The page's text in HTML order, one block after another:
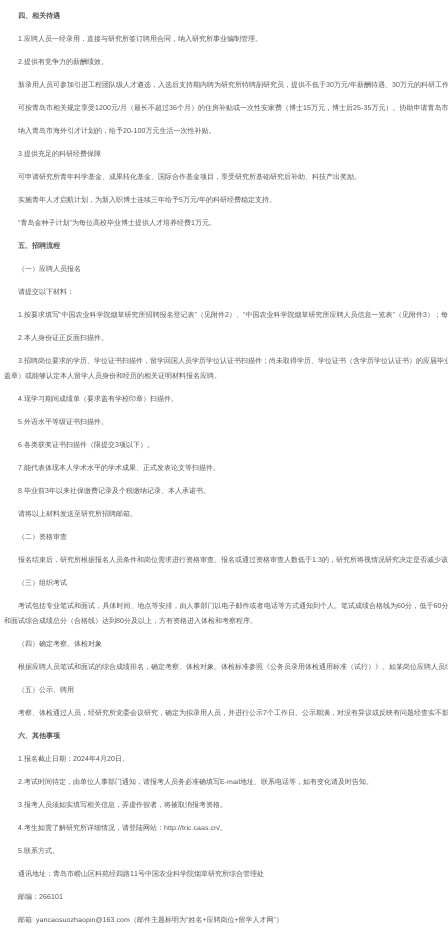
四、相关待遇
1.应聘人员一经录用，直接与研究所签订聘用合同，纳入研究所事业编制管理。
2.提供有竞争力的薪酬绩效。
新录用人员可参加引进工程团队级人才遴选，入选后支持期内聘为研究所特聘副研究员，提供不低于30万元/年薪酬待遇、30万元的科研工作
可按青岛市相关规定享受1200元/月（最长不超过36个月）的住房补贴或一次性安家费（博士15万元，博士后25-35万元）。协助申请青岛市
纳入青岛市海外引才计划的，给予20-100万元生活一次性补贴。
3.提供充足的科研经费保障
可申请研究所青年科学基金、成果转化基金、国际合作基金项目，享受研究所基础研究后补助、科技产出奖励。
实施青年人才启航计划，为新入职博士连续三年给予5万元/年的科研经费稳定支持。
“青岛金种子计划”为每位高校毕业博士提供人才培养经费1万元。
五、招聘流程
（一）应聘人员报名
请提交以下材料：
1.按要求填写“中国农业科学院烟草研究所招聘报名登记表”（见附件2）、“中国农业科学院烟草研究所应聘人员信息一览表”（见附件3）；
2.本人身份证正反面扫描件。
3.招聘岗位要求的学历、学位证书扫描件，留学回国人员学历学位认证书扫描件；尚未取得学历、学位证书（含学历学位认证书）的应届
盖章）或能够认定本人留学人员身份和经历的相关证明材料报名应聘。
4.现学习期间成绩单（要求盖有学校印章）扫描件。
5.外语水平等级证书扫描件。
6.各类获奖证书扫描件（限提交3项以下）。
7.能代表体现本人学术水平的学术成果、正式发表论文等扫描件。
8.毕业前3年以来社保缴费记录及个税缴纳记录、本人承诺书。
请将以上材料发送至研究所招聘邮箱。
（二）资格审查
报名结束后，研究所根据报名人员条件和岗位需求进行资格审查。报名或通过资格审查人数低于1:3的，研究所将视情况研究决定是否减少该
（三）组织考试
考试包括专业笔试和面试，具体时间、地点等安排，由人事部门以电子邮件或者电话等方式通知到个人。笔试成绩合格线为60分，低于
和面试综合成绩总分（合格线）达到80分及以上，方有资格进入体检和考察程序。
（四）确定考察、体检对象
根据应聘人员笔试和面试的综合成绩排名，确定考察、体检对象。体检标准参照《公务员录用体检通用标准（试行）》。如某岗位应聘人
（五）公示、聘用
考察、体检通过人员，经研究所党委会议研究，确定为拟录用人员，并进行公示7个工作日。公示期满，对没有异议或反映有问题经查实不
六、其他事项
1.报名截止日期：2024年4月20日。
2.考试时间待定，由单位人事部门通知，请报考人员务必准确填写E-mail地址、联系电话等，如有变化请及时告知。
3.报考人员须如实填写相关信息，弄虚作假者，将被取消报考资格。
4.考生如需了解研究所详细情况，请登陆网站：http://tric.caas.cn/。
5.联系方式。
通讯地址：青岛市崂山区科苑经四路11号中国农业科学院烟草研究所综合管理处
邮编：266101
邮箱: yancaosuozhaopin@163.com（邮件主题标明为“姓名+应聘岗位+留学人才网”）